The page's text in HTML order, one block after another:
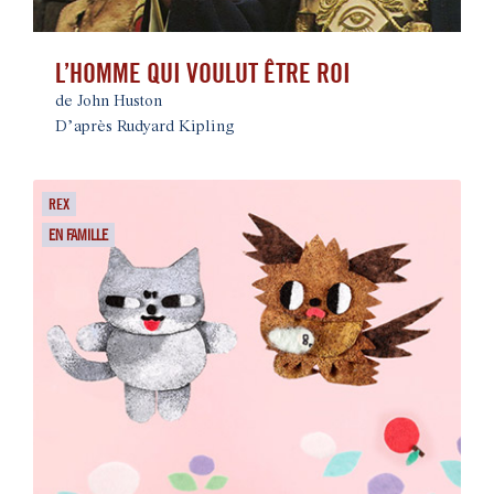
L’HOMME QUI VOULUT ÊTRE ROI
de John Huston
D’après Rudyard Kipling
REX
EN FAMILLE